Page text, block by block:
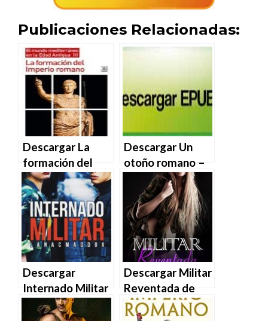
Publicaciones Relacionadas:
Descargar La
formación del
Imperio Romano
de Pierre Grimal
en EPUB | PDF |
MOBI
Descargar Un
otoño romano –
Javier Reverte en
EPUB | PDF |
MOBI
Descargar
Internado Militar
de LanaCMaddox
Descargar Militar
Reventada de
Alicia Carnera en